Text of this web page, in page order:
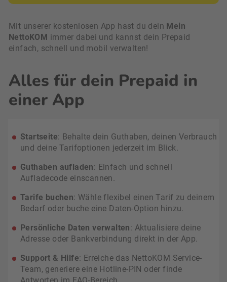
Mit unserer kostenlosen App hast du dein Mein
NettoKOM immer dabei und kannst dein Prepaid
einfach, schnell und mobil verwalten!
Alles für dein Prepaid in
einer App
Startseite: Behalte dein Guthaben, deinen Verbrauch
und deine Tarifoptionen jederzeit im Blick.
Guthaben aufladen: Einfach und schnell
Aufladecode einscannen.
Tarife buchen: Wähle flexibel einen Tarif zu deinem
Bedarf oder buche eine Daten-Option hinzu.
Persönliche Daten verwalten: Aktualisiere deine
Adresse oder Bankverbindung direkt in der App.
Support & Hilfe: Erreiche das NettoKOM Service-
Team, generiere eine Hotline-PIN oder finde